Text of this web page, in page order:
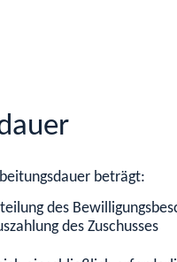
beträgt:
des
des Zuschusses